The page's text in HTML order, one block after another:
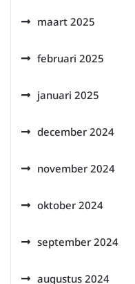
maart 2025
februari 2025
januari 2025
december 2024
november 2024
oktober 2024
september 2024
augustus 2024